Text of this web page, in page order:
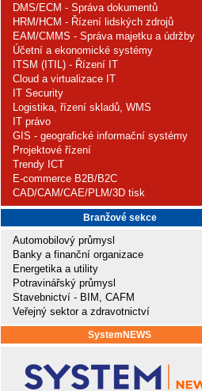
DMS/ECM - Správa dokumentů
HRM/HCM - Řízení lidských zdrojů
EAM/CMMS - Správa majetku a údržby
Účetní a ekonomické systémy
ITSM (ITIL) - Řízení IT
Cloud a virtualizace IT
IT Security
Logistika, řízení skladů, WMS
IT právo
GIS - geografické informační systémy
Projektové řízení
Trendy ICT
E-commerce B2B/B2C
CAD/CAM/CAE/PLM/3D tisk
Branžové sekce
Automobilový průmysl
Banky a finanční organizace
Energetika a utility
Potravinářský průmysl
Stavebnictví - BIM, CAFM
Veřejný sektor a zdravotnictví
SystemNEWS